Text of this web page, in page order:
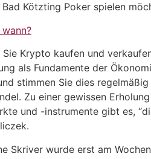
Kötzting Poker spielen
Krypto kaufen und
als Fundamente der
stimmen Sie dies
Zu einer gewissen
und -instrumente gibt es,
Skriver wurde erst am